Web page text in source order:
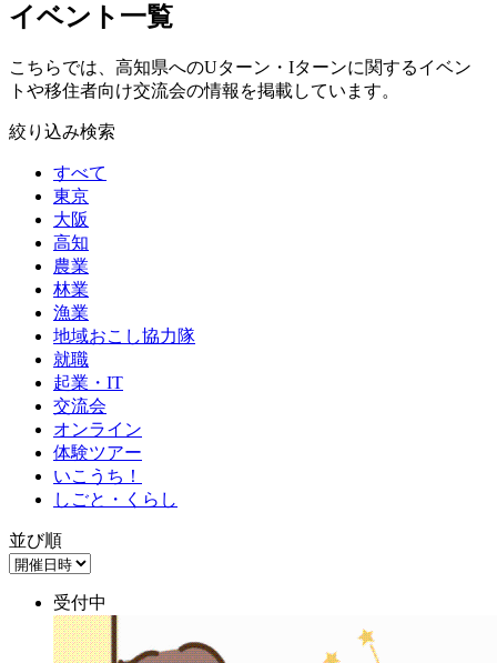
イベント一覧
こちらでは、高知県へのUターン・Iターンに関するイベン
トや移住者向け交流会の情報を掲載しています。
絞り込み検索
すべて
東京
大阪
高知
農業
林業
漁業
地域おこし協力隊
就職
起業・IT
交流会
オンライン
体験ツアー
いこうち！
しごと・くらし
並び順
受付中